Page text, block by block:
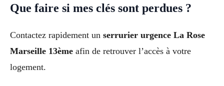
Que faire si mes clés sont perdues ?
Contactez rapidement un serrurier urgence La Rose
Marseille 13ème afin de retrouver l’accès à votre
logement.